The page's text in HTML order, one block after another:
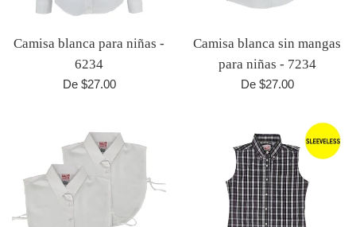
Camisa blanca para niñas -
6234
De $27.00
Camisa blanca sin mangas
para niñas - 7234
De $27.00